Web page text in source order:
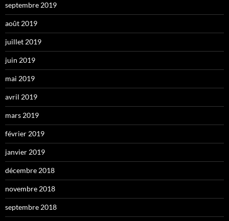
septembre 2019
août 2019
juillet 2019
juin 2019
mai 2019
avril 2019
mars 2019
février 2019
janvier 2019
décembre 2018
novembre 2018
septembre 2018